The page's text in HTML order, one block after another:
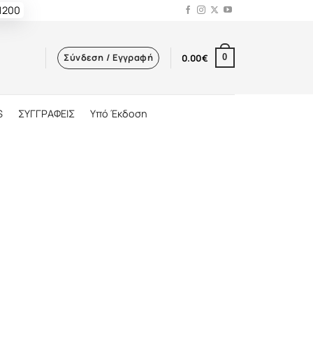
Σύνδεση / Εγγραφή 0.00€ 0
ΣΥΓΓΡΑΦΕΙΣ Υπό Έκδοση